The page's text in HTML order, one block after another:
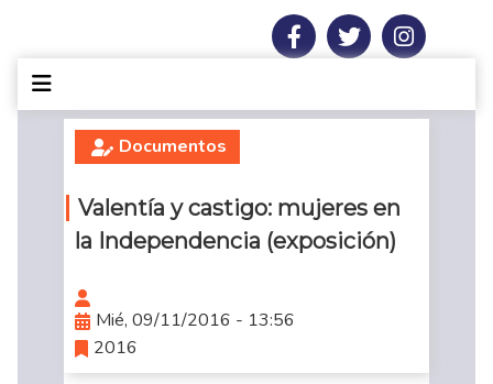
Documentos
Valentía y castigo: mujeres en
la Independencia (exposición)
Mié, 09/11/2016 - 13:56
2016